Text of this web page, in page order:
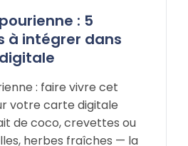
: 5
à intégrer dans
: faire vivre cet
votre carte digitale
de coco, crevettes ou
herbes fraîches — la